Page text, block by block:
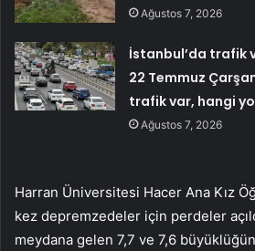
Ağustos 7, 2026
İstanbul’da trafik
22 Temmuz
trafik var, hangi
Ağustos 7, 2026
Harran Üniversitesi Hacer Ana Kız
kez depremzedeler için perdeler
meydana gelen 7,7 ve 7,6